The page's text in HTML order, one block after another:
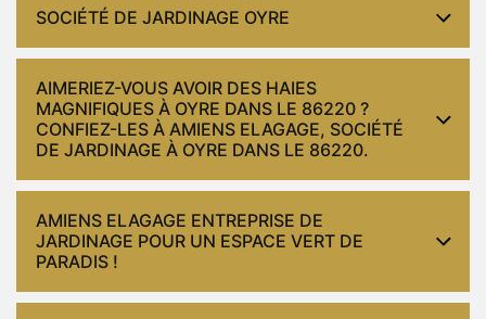
SOCIÉTÉ DE JARDINAGE OYRE
AIMERIEZ-VOUS AVOIR DES HAIES
MAGNIFIQUES À OYRE DANS LE 86220 ?
CONFIEZ-LES À AMIENS ELAGAGE, SOCIÉTÉ
DE JARDINAGE À OYRE DANS LE 86220.
AMIENS ELAGAGE ENTREPRISE DE
JARDINAGE POUR UN ESPACE VERT DE
PARADIS !